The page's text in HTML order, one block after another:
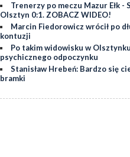
Trenerzy po meczu Mazur Ełk -
Olsztyn 0:1. ZOBACZ WIDEO!
Marcin Fiedorowicz wrócił po
kontuzji
Po takim widowisku w
psychicznego odpoczynku
Stanisław Hrebeń: Bardzo się
bramki